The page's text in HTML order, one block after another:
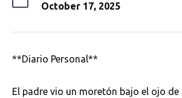
October 17, 2025
**Diario Personal**
El padre vio un moretón bajo el ojo de